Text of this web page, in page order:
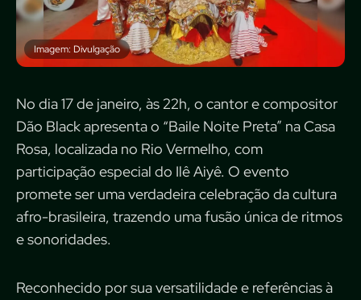
Imagem: Divulgação
No dia 17 de janeiro, às 22h, o cantor e compositor
Dão Black apresenta o “Baile Noite Preta” na Casa
Rosa, localizada no Rio Vermelho, com
participação especial do Ilê Aiyê. O evento
promete ser uma verdadeira celebração da cultura
afro-brasileira, trazendo uma fusão única de ritmos
e sonoridades.
Reconhecido por sua versatilidade e referências à